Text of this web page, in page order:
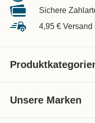
Sichere
4,95 €
Unsere Marken